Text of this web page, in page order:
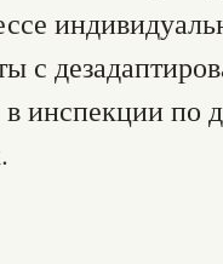
с
инспекции по